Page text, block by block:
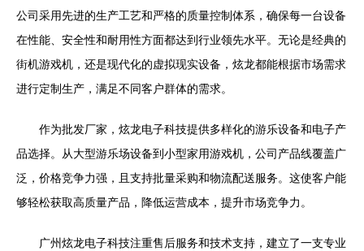
公司采用先进的生产工艺和严格的质量控制体系，确保每一台设备
在性能、安全性和耐用性方面都达到行业领先水平。无论是经典的
街机游戏机，还是现代化的虚拟现实设备，炫龙都能根据市场需求
进行定制生产，满足不同客户群体的需求。
作为批发厂家，炫龙电子科技提供多样化的游乐设备和电子产
品选择。从大型游乐场设备到小型家用游戏机，公司产品线覆盖广
泛，价格竞争力强，且支持批量采购和物流配送服务。这使客户能
够轻松获取高质量产品，降低运营成本，提升市场竞争力。
广州炫龙电子科技注重售后服务和技术支持，建立了一支专业